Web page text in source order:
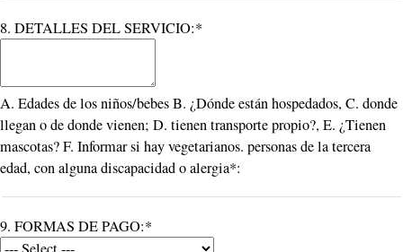
8. DETALLES DEL SERVICIO:*
A. Edades de los niños/bebes B. ¿Dónde están hospedados, C. donde
llegan o de donde vienen; D. tienen transporte propio?, E. ¿Tienen
mascotas? F. Informar si hay vegetarianos. personas de la tercera
edad, con alguna discapacidad o alergia*:
9. FORMAS DE PAGO:*